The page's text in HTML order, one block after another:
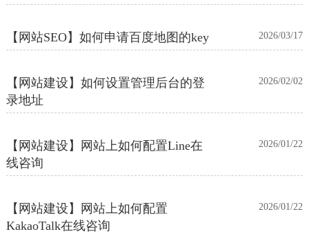
【网站SEO】如何申请百度地图的key 2026/03/17
【网站建设】如何设置管理后台的登
录地址
2026/02/02
【网站建设】网站上如何配置Line在
线咨询
2026/01/22
【网站建设】网站上如何配置
KakaoTalk在线咨询
2026/01/22